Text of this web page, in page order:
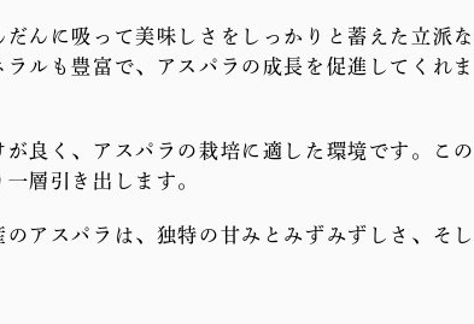
んに吸って美味しさをしっかりと蓄えた立派な
ルも豊富で、アスパラの成長を促進してくれま
良く、アスパラの栽培に適した環境です。この
層引き出します。
アスパラは、独特の甘みとみずみずしさ、そし